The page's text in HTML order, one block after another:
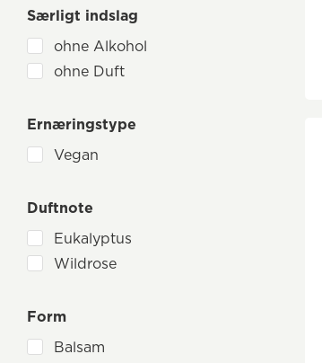
Mandelöl
Manukaöl
Molke
Olivenöl
Panthenol
Propolis
Ringelblume
Rizinusöl
Schafgarbe
Særligt indslag
ohne Alkohol
ohne Duft
Ernæringstype
Vegan
Duftnote
Eukalyptus
Wildrose
Form
Balsam